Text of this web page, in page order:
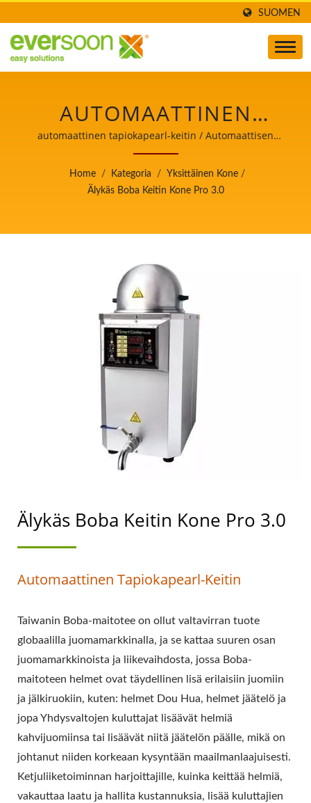
SUOMEN
AUTOMAATTINEN
TAPIOKAPEARL KEITIN,
BOBA KEITIN, BOBA
KEITIN KONE, ÄLYKÄS
AUTOMAATTISEN
TOFUA JA SOIJAMAITOA
VALMISTAVAN KONEEN
JOHTAJA, JONKA
ENSISIJAINEN TAVOITE
ON
automaattinen tapiokapearl-keitin / Automaattisen
tofua ja soijamaitoa valmistavan koneen johtaja, jonka
ensisijainen tavoite on elintarviketurvallisuus.
Home / Kategoria / Yksittäinen Kone /
Älykäs Boba Keitin Kone Pro 3.0
Älykäs Boba Keitin Kone Pro 3.0
Automaattinen Tapiokapearl-Keitin
Taiwanin Boba-maitotee on ollut valtavirran tuote
globaalilla juomamarkkinalla, ja se kattaa suuren osan
juomamarkkinoista ja liikevaihdosta, jossa Boba-
maitoteen helmet ovat täydellinen lisä erilaisiin juomiin
ja jälkiruokiin, kuten: helmet Dou Hua, helmet jäätelö ja
jopa Yhdysvaltojen kuluttajat lisäävät helmiä
kahvijuomiinsa tai lisäävät niitä jäätelön päälle, mikä on
johtanut niiden korkeaan kysyntään maailmanlaajuisesti.
Ketjuliiketoiminnan harjoittajille, kuinka keittää helmiä,
vakauttaa laatu ja hallita kustannuksia, lisää kuluttajien